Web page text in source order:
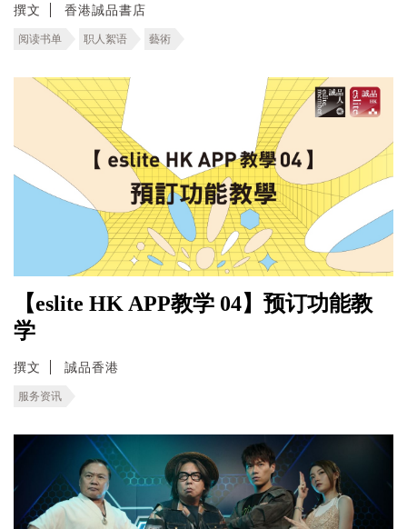
撰文 香港誠品書店
阅读书单 职人絮语 藝術
【eslite HK APP教学 04】预订功能教
学
撰文 誠品香港
服务资讯